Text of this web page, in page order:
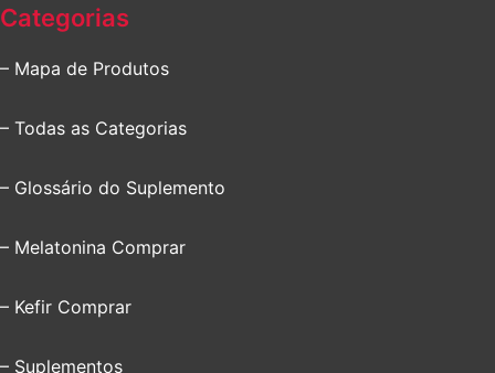
Categorias
– Mapa de Produtos
– Todas as Categorias
– Glossário do Suplemento
– Melatonina Comprar
– Kefir Comprar
– Suplementos